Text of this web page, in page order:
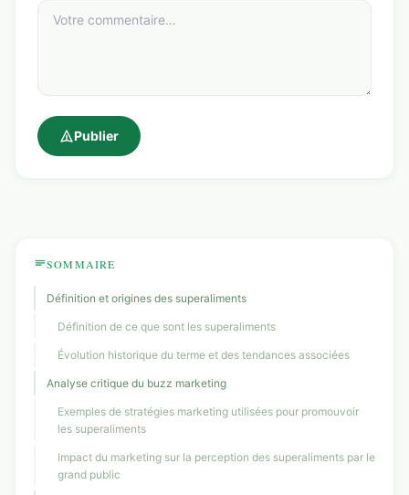
Publier
SOMMAIRE
Définition et origines des superaliments
Définition de ce que sont les superaliments
Évolution historique du terme et des tendances associées
Analyse critique du buzz marketing
Exemples de stratégies marketing utilisées pour promouvoir
les superaliments
Impact du marketing sur la perception des superaliments par le
grand public